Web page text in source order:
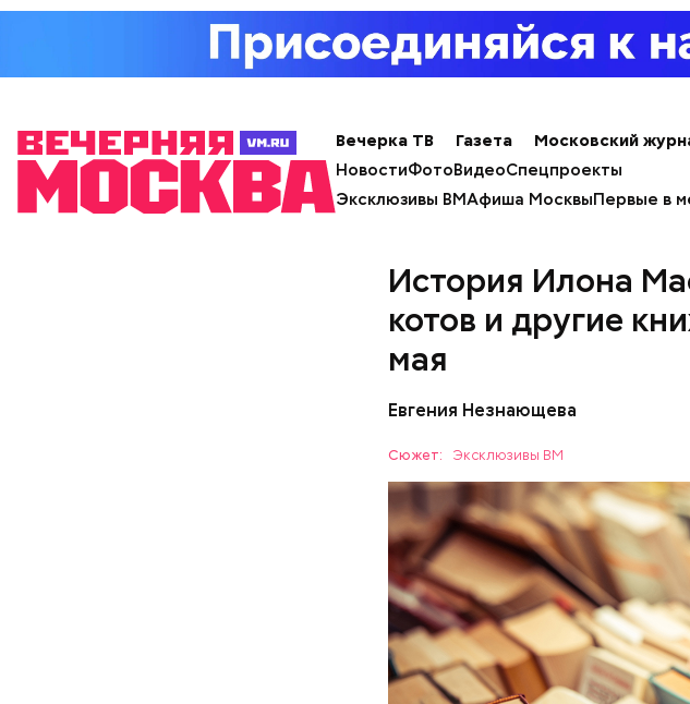
Вечерка ТВ Газета Московский
НовостиФотоВидеоСпецпроекты
Эксклюзивы ВМАфиша МосквыПервые в
История Илона
котов и другие
мая
Евгения Незнающева
Сюжет: Эксклюзивы ВМ